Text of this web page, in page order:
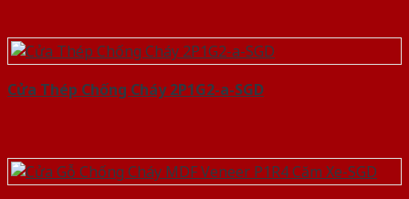
Cửa Thép Chống Cháy 2P1G2-a-SGD